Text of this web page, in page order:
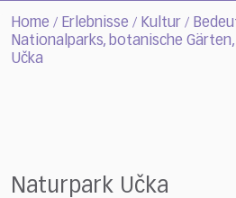
Home / Erlebnisse / Kultur /
Nationalparks, botanische
Učka
Naturpark Učka